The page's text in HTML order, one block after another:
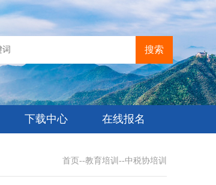
搜索
下载中心 在线报名
首页 --教育培训 --中税协培训